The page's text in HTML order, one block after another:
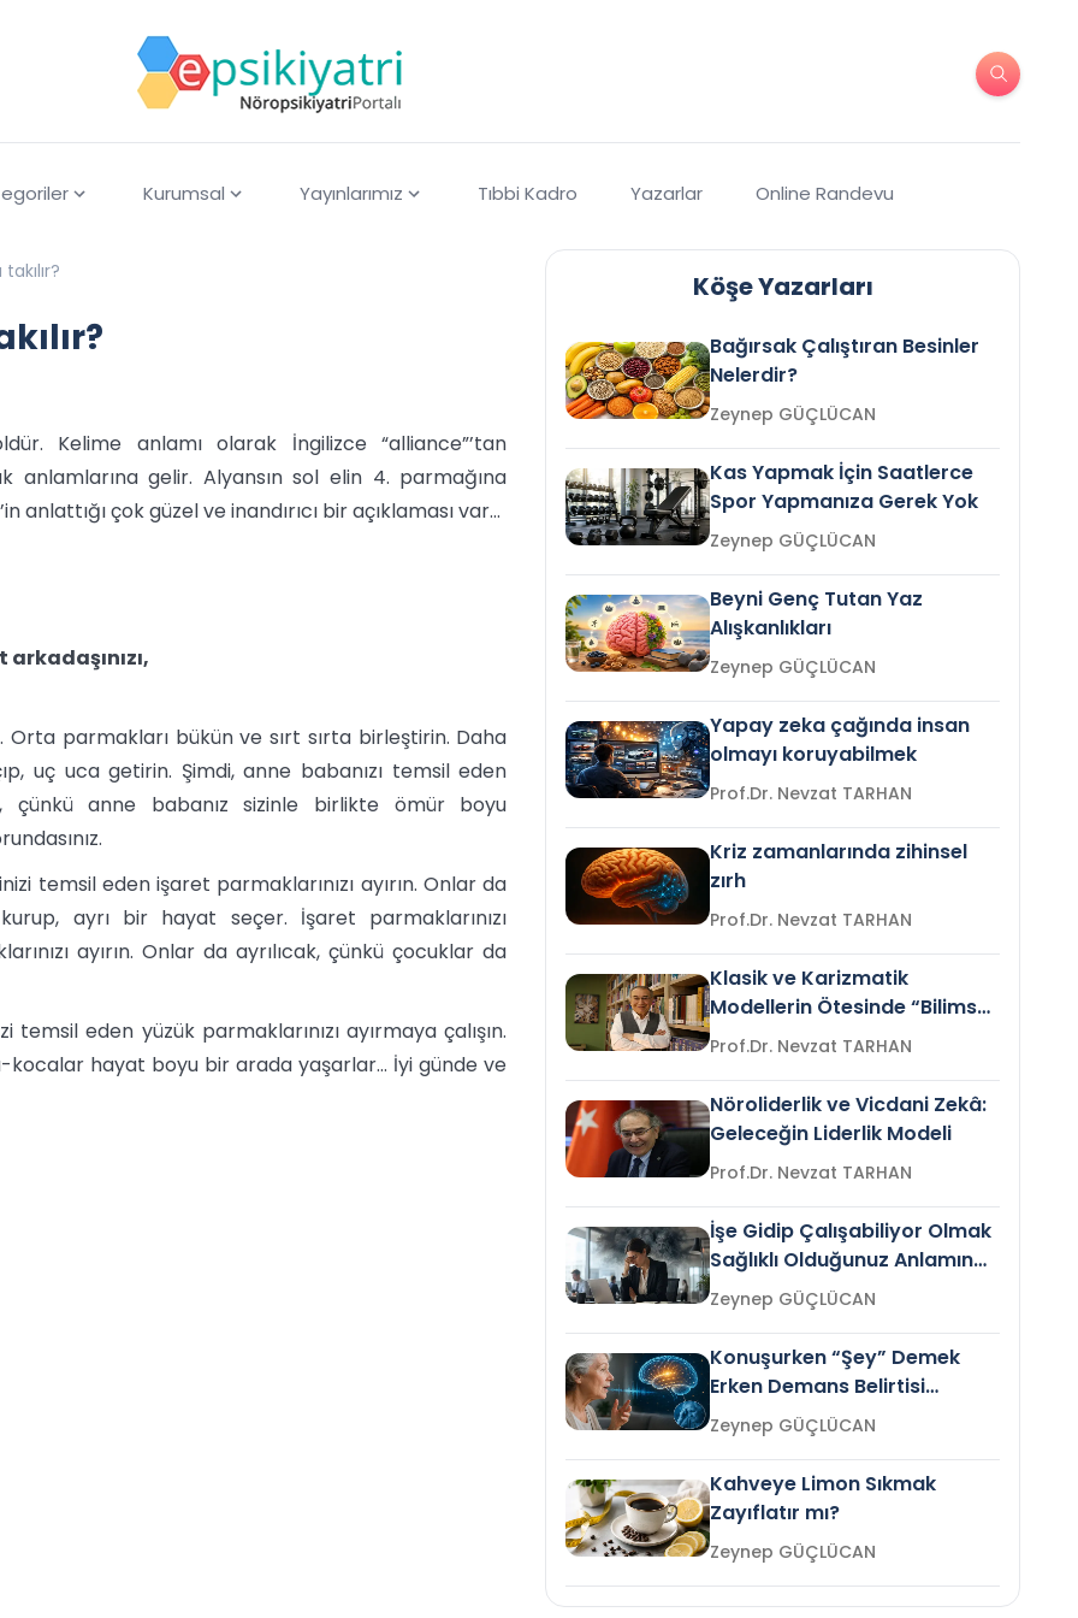
Kurumsal Yayınlarımız Tıbbi Kadro Yazarlar Online Randevu
Kelime anlamı olarak İngilizce “alliance”’tan
gelir. Alyansın sol elin 4. parmağına
anlattığı çok güzel ve inandırıcı bir açıklaması var...
Orta parmakları bükün ve sırt sırta birleştirin. Daha
uç uca getirin. Şimdi, anne babanızı temsil eden
çünkü anne babanız sizinle birlikte ömür boyu
temsil eden işaret parmaklarınızı ayırın. Onlar da
ayrı bir hayat seçer. İşaret parmaklarınızı
ayırın. Onlar da ayrılıcak, çünkü çocuklar da
eden yüzük parmaklarınızı ayırmaya çalışın.
kocalar hayat boyu bir arada yaşarlar... İyi günde ve
Köşe Yazarları
Bağırsak Çalıştıran Besinler
Nelerdir?
Zeynep GÜÇLÜCAN
Kas Yapmak İçin Saatlerce
Spor Yapmanıza Gerek Yok
Zeynep GÜÇLÜCAN
Beyni Genç Tutan Yaz
Alışkanlıkları
Zeynep GÜÇLÜCAN
Yapay zeka çağında insan
olmayı koruyabilmek
Prof.Dr. Nevzat TARHAN
Kriz zamanlarında zihinsel
zırh
Prof.Dr. Nevzat TARHAN
Klasik ve Karizmatik
Modellerin Ötesinde “Bilimsel
Liderlik”
Prof.Dr. Nevzat TARHAN
Nöroliderlik ve Vicdani Zekâ:
Geleceğin Liderlik Modeli
Prof.Dr. Nevzat TARHAN
İşe Gidip Çalışabiliyor Olmak
Sağlıklı Olduğunuz Anlamına
Gelir mi?Zeynep GÜÇLÜCAN
Konuşurken “Şey” Demek
Erken Demans Belirtisi
Olabilir mi?Zeynep GÜÇLÜCAN
Kahveye Limon Sıkmak
Zayıflatır mı?
Zeynep GÜÇLÜCAN